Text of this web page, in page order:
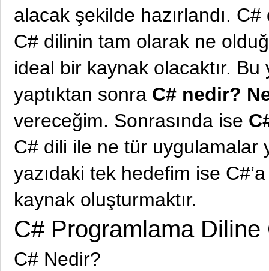
alacak şekilde hazırlandı.
C# dilinin tam olarak ne
ideal bir kaynak olacaktır. Bu
yaptıktan sonra C# nedir?
vereceğim. Sonrasında ise
C# dili ile ne tür uygulamalar
yazıdaki tek hedefim ise
kaynak oluşturmaktır.
C# Programlama Diline
C# Nedir?